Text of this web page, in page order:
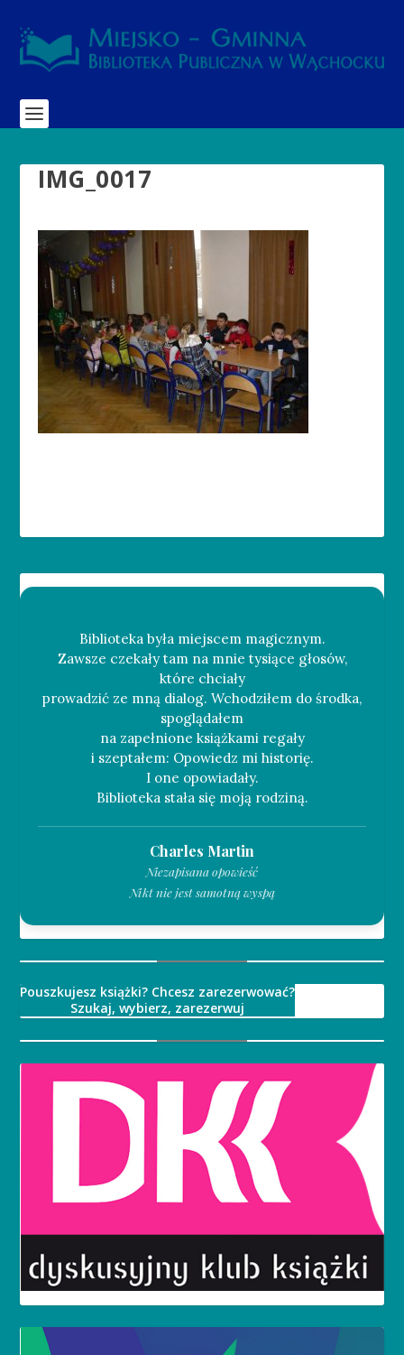
IMG_0017
Biblioteka była miejscem magicznym.
Zawsze czekały tam na mnie tysiące głosów,
które chciały
prowadzić ze mną dialog. Wchodziłem do środka,
spoglądałem
na zapełnione książkami regały
i szeptałem: Opowiedz mi historię.
I one opowiadały.
Charles Martin
Niezapisana opowieść
Nikt nie jest samotną wyspą
Pouszkujesz książki? Chcesz zarezerwować?
Szukaj, wybierz, zarezerwuj